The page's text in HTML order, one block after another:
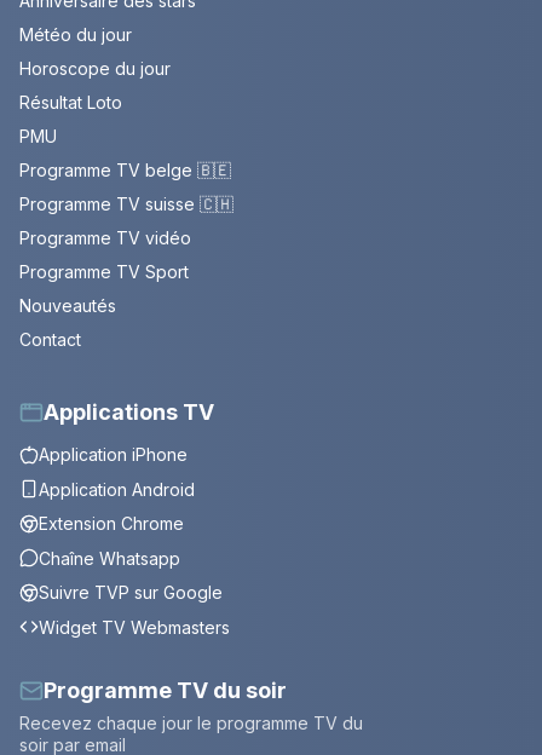
Météo du jour
Horoscope du jour
Résultat Loto
PMU
Programme TV belge 🇧🇪
Programme TV suisse 🇨🇭
Programme TV vidéo
Programme TV Sport
Nouveautés
Contact
Applications TV
Application iPhone
Application Android
Extension Chrome
Chaîne Whatsapp
Suivre TVP sur Google
Widget TV Webmasters
Programme TV du soir
Recevez chaque jour le programme TV du
soir par email